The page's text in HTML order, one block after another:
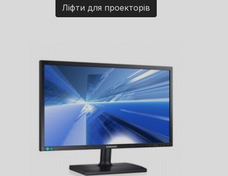
Ліфти для проекторів